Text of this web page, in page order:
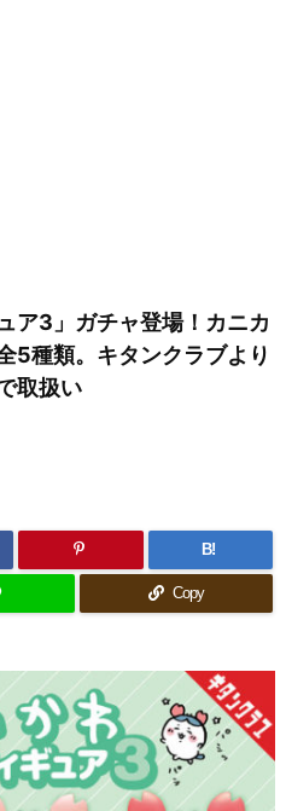
ア3」ガチャ登場！カニカ
5種類。キタンクラブより
取扱い
B!
Copy